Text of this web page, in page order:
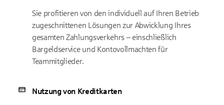
Sie profitieren von den individuell auf Ihren Betrieb
zugeschnittenen Lösungen zur Abwicklung Ihres
gesamten Zahlungsverkehrs – einschließlich
Bargeldservice und Kontovollmachten für
Teammitglieder.
Nutzung von Kreditkarten